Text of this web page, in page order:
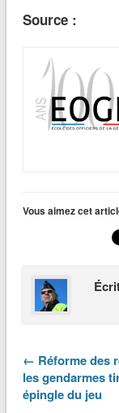
Source :
Vous aimez cet
← Réforme des
les gendarmes
épingle du jeu